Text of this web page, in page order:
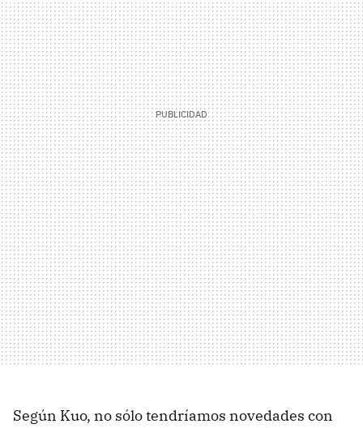
Según Kuo, no sólo tendríamos novedades con